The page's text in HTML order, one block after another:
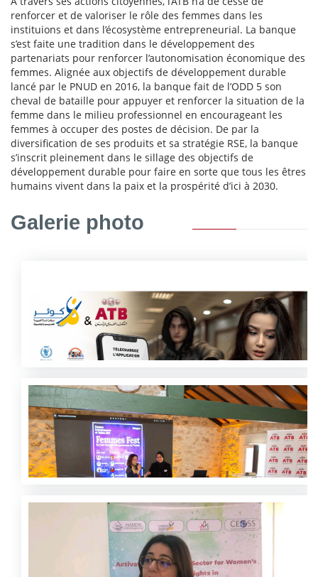
renforcer et de valoriser le rôle des femmes dans les
instituions et dans l’écosystème entrepreneurial. La banque
s’est faite une tradition dans le développement des
partenariats pour renforcer l’autonomisation économique des
femmes. Alignée aux objectifs de développement durable
lancé par le PNUD en 2016, la banque fait de l’ODD 5 son
cheval de bataille pour appuyer et renforcer la situation de la
femme dans le milieu professionnel en encourageant les
femmes à occuper des postes de décision. De par la
diversification de ses produits et sa stratégie RSE, la banque
s’inscrit pleinement dans le sillage des objectifs de
développement durable pour faire en sorte que tous les êtres
humains vivent dans la paix et la prospérité d’ici à 2030.
Galerie photo